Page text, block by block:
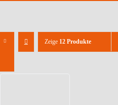
Zeige 12 Produkte